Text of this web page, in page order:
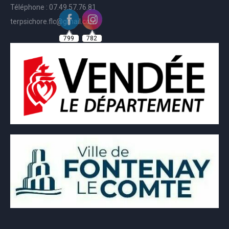
Téléphone : 07.49.57.76.81
terpsichore.flc@gmail.com
799 782